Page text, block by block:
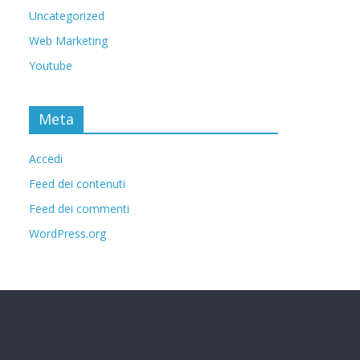
Uncategorized
Web Marketing
Youtube
Meta
Accedi
Feed dei contenuti
Feed dei commenti
WordPress.org